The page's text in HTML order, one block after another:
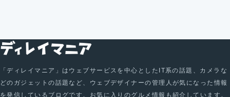
「ディレイマニア」はウェブサービスを中心としたIT系の話題、カメラな
どのガジェットの話題など、ウェブデザイナーの管理人が気になった情報
を発信しているブログです。お気に入りのグルメ情報も紹介しています。